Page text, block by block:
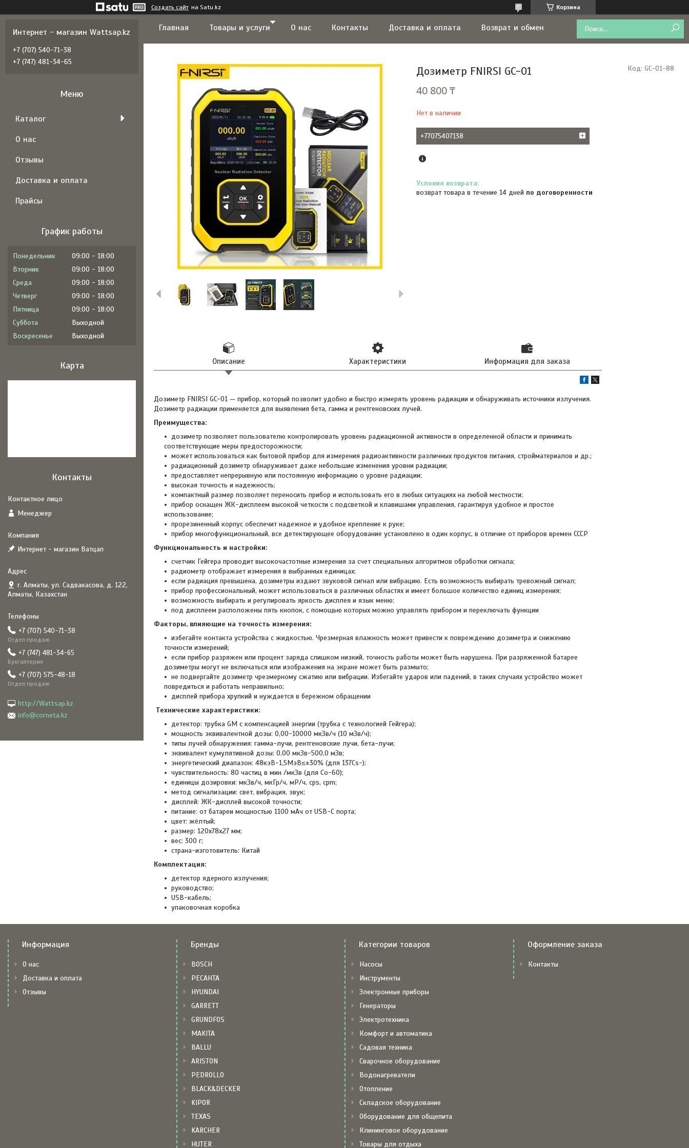
Создать сайт на Satu.kz Корзина
Главная Товары и услуги О нас Контакты Доставка и оплата Возврат и обмен
Дозиметр FNIRSI GC-01
40 800 ₸
Нет в наличии
Код: GC-01-88
+77075407138
возврат товара в течение 14 дней по договоренности
Описание Характеристики Информация для заказа
Дозиметр FNIRSI GC-01 — прибор, который позволит удобно и быстро измерять уровень радиации и обнаруживать источники излучения.
Дозиметр радиации применяется для выявления бета, гамма и рентгеновских лучей.
Преимущества:
дозиметр позволяет пользователю контролировать уровень радиационной активности в определенной области и принимать
соответствующие меры предосторожности;
может использоваться как бытовой прибор для измерения радиоактивности различных продуктов питания, стройматериалов и др.;
радиационный дозиметр обнаруживает даже небольшие изменения уровни радиации;
предоставляет непрерывную или постоянную информацию о уровне радиации;
высокая точность и надежность;
компактный размер позволяет переносить прибор и использовать его в любых ситуациях на любой местности;
прибор оснащен ЖК-дисплеем высокой четкости с подсветкой и клавишами управления, гарантируя удобное и простое
использование;
прорезиненный корпус обеспечит надежное и удобное крепление к руке;
прибор многофункциональный, все детектирующее оборудование установлено в один корпус, в отличие от приборов времен СССР
Функциональность и настройки:
счетчик Гейгера проводит высокочастотные измерения за счет специальных алгоритмов обработки сигнала;
радиометр отображает измерения в выбранных единицах;
если радиация превышена, дозиметры издают звуковой сигнал или вибрацию. Есть возможность выбирать тревожный сигнал;
прибор профессиональный, может использоваться в различных областях и имеет большое количество единиц измерения;
возможность выбирать и регулировать яркость дисплея и язык меню;
под дисплеем расположены пять кнопок, с помощью которых можно управлять прибором и переключать функции
Факторы, влияющие на точность измерения:
избегайте контакта устройства с жидкостью. Чрезмерная влажность может привести к повреждению дозиметра и снижению
точности измерений;
если прибор разряжен или процент заряда слишком низкий, точность работы может быть нарушена. При разряженной батарее
дозиметры могут не включаться или изображения на экране может быть размыто;
не подвергайте дозиметр чрезмерному сжатию или вибрации. Избегайте ударов или падений, в таких случаях устройство может
повредиться и работать неправильно;
дисплей прибора хрупкий и нуждается в бережном обращении
Технические характеристики:
детектор: трубка GM с компенсацией энергии (трубка с технологией Гейгера);
мощность эквивалентной дозы: 0,00-10000 мкЗв/ч (10 мЗв/ч);
типы лучей обнаружения: гамма-лучи, рентгеновские лучи, бета-лучи;
эквивалент кумулятивной дозы: 0,00 мкЗв-500,0 мЗв;
энергетический диапазон: 48кэВ-1,5МэВ≤±30% (для 137Cs-);
чувствительность: 80 частиц в мин /мкЗв (для Co-60);
единицы дозировки: мкЗв/ч, мкГр/ч, мР/ч, cps, cpm;
метод сигнализации: свет, вибрация, звук;
дисплей: ЖК-дисплей высокой точности;
питание: от батареи мощностью 1100 мАч от USB-C порта;
цвет: жёлтый;
размер: 120х78х27 мм;
вес: 300 г;
страна-изготовитель: Китай
Комплектация:
детектор ядерного излучения;
руководство;
USB-кабель;
упаковочная коробка
Интернет - магазин Wattsap.kz
+7 (707) 540-71-38
+7 (747) 481-34-65
Каталог
О нас
Отзывы
Доставка и оплата
Прайсы
График работы
Понедельник 09:00
18:00
Вторник
09:00
18:00
Среда
09:00
18:00
Четверг
09:00
18:00
Пятница
09:00
18:00
Суббота
Выходной
Воскресенье
Выходной
Карта
Контакты
Менеджер
Интернет - магазин Ватцап
г. Алматы, ул. Садвакасова, д. 122,
Алматы, Казахстан
+7 (707) 540-71-38
Отдел продаж
+7 (747) 481-34-65
Бухгалтерия
+7 (707) 575-48-18
Отдел продаж
http://Wattsap.kz
info@corneta.kz
Информация
О нас
Доставка и оплата
Отзывы
Бренды
BOSCH
РЕСАНТА
HYUNDAI
GARRETT
GRUNDFOS
MAKITA
BALLU
ARISTON
PEDROLLO
BLACK&DECKER
KIPOR
TEXAS
KARCHER
HUTER
Категории товаров
Насосы
Инструменты
Электронные приборы
Генераторы
Электротехника
Комфорт и автоматика
Садовая техника
Сварочное оборудование
Водонагреватели
Отопление
Складское оборудование
Оборудование для общепита
Клининговое оборудование
Товары для отдыха
Оформление заказа
Контакты